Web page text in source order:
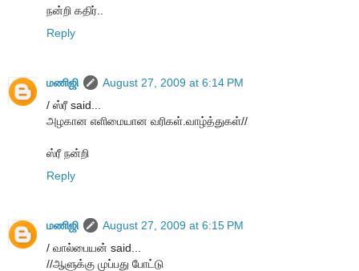
நன்றி கதிர்..
Reply
மணிஜி
August 27, 2009 at 6:14 PM
/ ஸ்ரீ said...
அழகான எளிமையான வரிகள்.வாழ்த்துகள்//
ஸ்ரீ நன்றி
Reply
மணிஜி
August 27, 2009 at 6:15 PM
/ வால்பையன் said...
//ஆளுக்கு முப்பது போட்டு